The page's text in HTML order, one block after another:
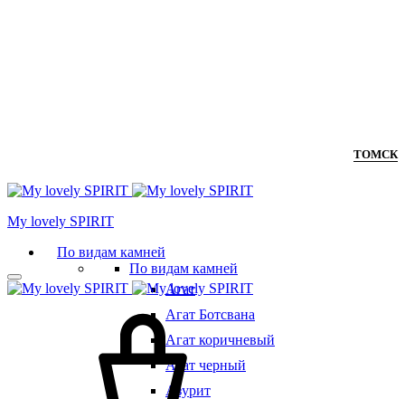
ТОМСК
Мy lovely SPIRIT
По видам камней
По видам камней
Агат
Агат Ботсвана
Агат коричневый
Агат черный
Азурит